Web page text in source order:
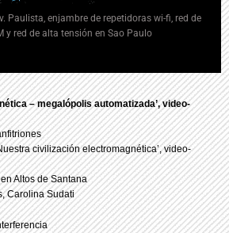
Paulista, enjambre de repetidoras wi-fi, red de
y red de alta tensión en Sao Paulo
– megalópolis automatizada’, video-
civilización electromagnética’, video-
Altos de Santana
Carolina Sudati